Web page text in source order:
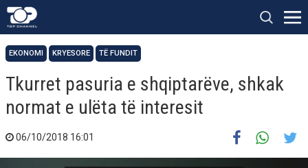
EKONOMI KRYESORE TË FUNDIT
Tkurret pasuria e shqiptarëve, shkak
normat e ulëta të interesit
06/10/2018 16:01